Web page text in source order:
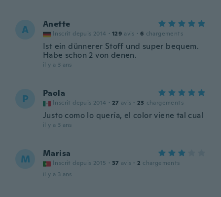
A Anette
Inscrit depuis 2014 · 129 avis · 6 chargements
Ist ein dünnerer Stoff und super bequem.
Habe schon 2 von denen.
il y a 3 ans
P Paola
Inscrit depuis 2014 · 27 avis · 23 chargements
Justo como lo quería, el color viene tal cual
il y a 3 ans
M Marisa
Inscrit depuis 2015 · 37 avis · 2 chargements
il y a 3 ans